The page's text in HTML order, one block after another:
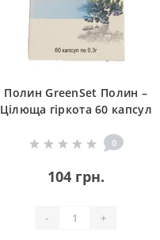
Полин GreenSet Полин –
Цілюща гіркота 60 капсул
0
104 грн.
- +